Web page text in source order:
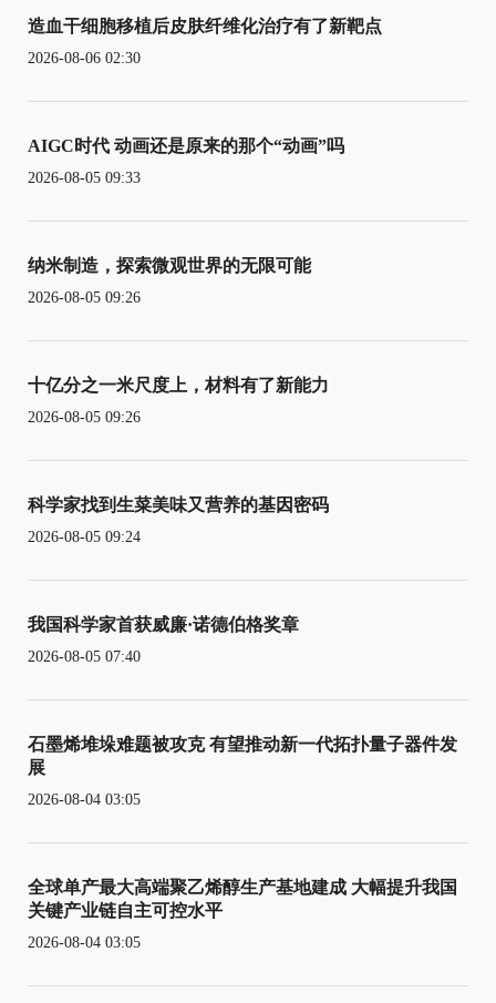
造血干细胞移植后皮肤纤维化治疗有了新靶点
2026-08-06 02:30
AIGC时代 动画还是原来的那个“动画”吗
2026-08-05 09:33
纳米制造，探索微观世界的无限可能
2026-08-05 09:26
十亿分之一米尺度上，材料有了新能力
2026-08-05 09:26
科学家找到生菜美味又营养的基因密码
2026-08-05 09:24
我国科学家首获威廉·诺德伯格奖章
2026-08-05 07:40
石墨烯堆垛难题被攻克 有望推动新一代拓扑量子器件发
展
2026-08-04 03:05
全球单产最大高端聚乙烯醇生产基地建成 大幅提升我国
关键产业链自主可控水平
2026-08-04 03:05